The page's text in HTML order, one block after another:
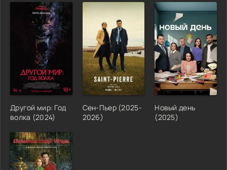
Другой мир: Год
волка (2024)
Сен-Пьер (2025-
2026)
Новый день
(2025)